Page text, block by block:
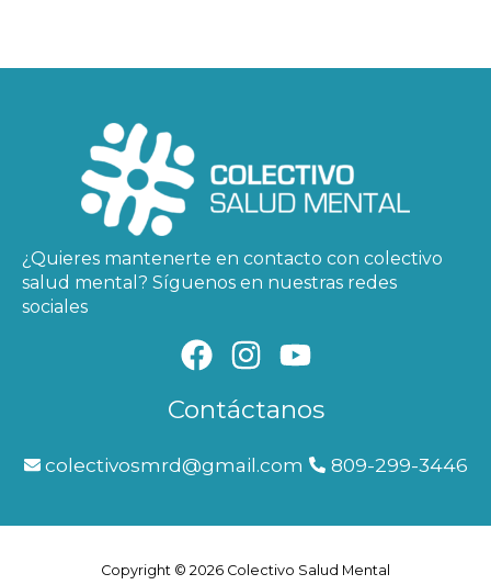
¿Quieres mantenerte en contacto con colectivo
salud mental? Síguenos en nuestras redes
sociales
Contáctanos
colectivosmrd@gmail.com 809-299-3446
Copyright © 2026 Colectivo Salud Mental